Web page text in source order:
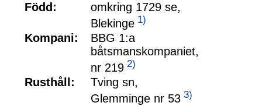
Född:
omkring 1729 se,
Blekinge 1)
Kompani:
BBG 1:a
båtsmanskompaniet,
nr 219 2)
Rusthåll:
Tving sn,
Glemminge nr 53 3)